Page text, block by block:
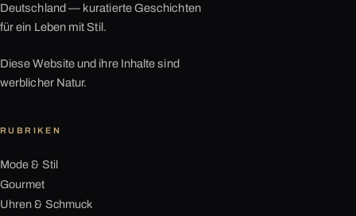
Deutschland — kuratierte Geschichten
für ein Leben mit Stil.
Diese Website und ihre Inhalte sind
werblicher Natur.
RUBRIKEN
Mode & Stil
Gourmet
Uhren & Schmuck